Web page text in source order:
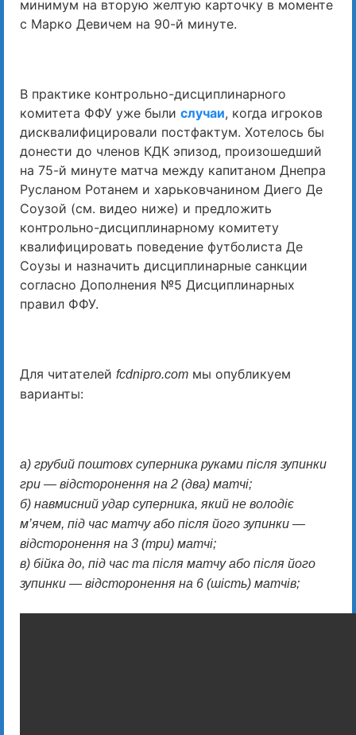
минимум на вторую желтую карточку в моменте
с Марко Девичем на 90-й минуте.
В практике контрольно-дисциплинарного
комитета ФФУ уже были случаи, когда игроков
дисквалифицировали постфактум. Хотелось бы
донести до членов КДК эпизод, произошедший
на 75-й минуте матча между капитаном Днепра
Русланом Ротанем и харьковчанином Диего Де
Соузой (см. видео ниже) и предложить
контрольно-дисциплинарному комитету
квалифицировать поведение футболиста Де
Соузы и назначить дисциплинарные санкции
согласно Дополнения №5 Дисциплинарных
правил ФФУ.
Для читателей fcdnipro.com мы опубликуем
варианты:
а) грубий поштовх суперника руками після зупинки
гри — відсторонення на 2 (два) матчі;
б) навмисний удар суперника, який не володіє
м’ячем, під час матчу або після його зупинки —
відсторонення на 3 (три) матчі;
в) бійка до, під час та після матчу або після його
зупинки — відсторонення на 6 (шість) матчів;